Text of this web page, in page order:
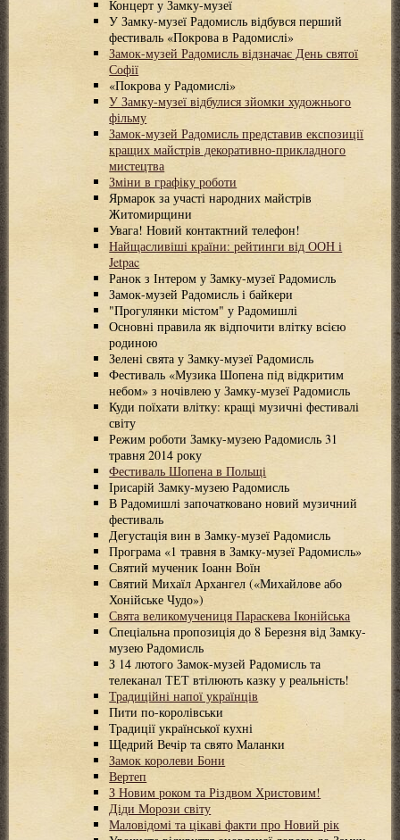
Концерт у Замку-музеї
У Замку-музеї Радомисль відбувся перший
фестиваль «Покрова в Радомислі»
Замок-музей Радомисль відзначає День святої
Софії
«Покрова у Радомислі»
У Замку-музеї відбулися зйомки художнього
фільму
Замок-музей Радомисль представив експозиції
кращих майстрів декоративно-прикладного
мистецтва
Зміни в графіку роботи
Ярмарок за участі народних майстрів
Житомирщини
Увага! Новий контактний телефон!
Найщасливіші країни: рейтинги від ООН і
Jetpac
Ранок з Інтером у Замку-музеї Радомисль
Замок-музей Радомисль і байкери
"Прогулянки містом" у Радомишлі
Основні правила як відпочити влітку всією
родиною
Зелені свята у Замку-музеї Радомисль
Фестиваль «Музика Шопена під відкритим
небом» з ночівлею у Замку-музеї Радомисль
Куди поїхати влітку: кращі музичні фестивалі
світу
Режим роботи Замку-музею Радомисль 31
травня 2014 року
Фестиваль Шопена в Польщі
Ірисарій Замку-музею Радомисль
В Радомишлі започатковано новий музичний
фестиваль
Дегустація вин в Замку-музеї Радомисль
Програма «1 травня в Замку-музеї Радомисль»
Святий мученик Іоанн Воїн
Святий Михаїл Архангел («Михайлове або
Хонійське Чудо»)
Свята великомучениця Параскева Іконійська
Спеціальна пропозиція до 8 Березня від Замку-
музею Радомисль
З 14 лютого Замок-музей Радомисль та
телеканал ТЕТ втілюють казку у реальність!
Традиційні напої українців
Пити по-королівськи
Традиції української кухні
Щедрий Вечір та свято Маланки
Замок королеви Бони
Вертеп
З Новим роком та Різдвом Христовим!
Діди Морози світу
Маловідомі та цікаві факти про Новий рік